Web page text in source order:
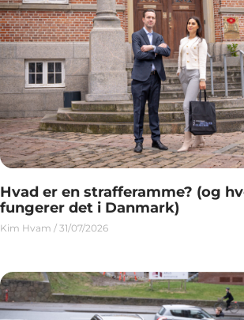
Hvad er en strafferamme? (og
fungerer det i Danmark)
Kim Hvam 31/07/2026